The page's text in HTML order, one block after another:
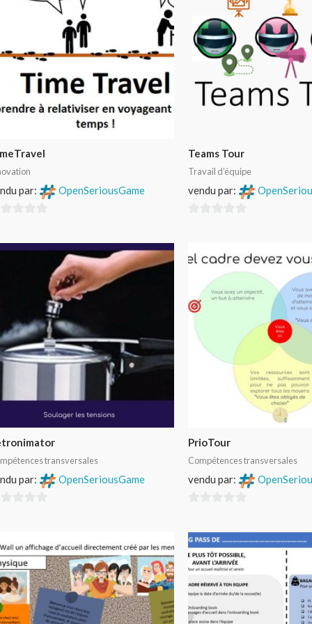
par: OpenSeriousGame
Teams Tour
Travail d’équipe
vendu par:
5
transversales
par: OpenSeriousGame
PrioTour
Compétences transversales
vendu par:
5